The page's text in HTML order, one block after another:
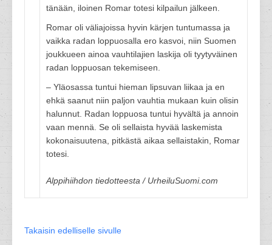
tänään, iloinen Romar totesi kilpailun jälkeen.
Romar oli väliajoissa hyvin kärjen tuntumassa ja
vaikka radan loppuosalla ero kasvoi, niin Suomen
joukkueen ainoa vauhtilajien laskija oli tyytyväinen
radan loppuosan tekemiseen.
– Yläosassa tuntui hieman lipsuvan liikaa ja en
ehkä saanut niin paljon vauhtia mukaan kuin olisin
halunnut. Radan loppuosa tuntui hyvältä ja annoin
vaan mennä. Se oli sellaista hyvää laskemista
kokonaisuutena, pitkästä aikaa sellaistakin, Romar
totesi.
Alppihiihdon tiedotteesta / UrheiluSuomi.com
Takaisin edelliselle sivulle